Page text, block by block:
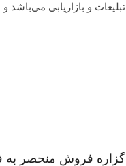
تبلیغات و بازاریابی
گزاره فروش منحصر به